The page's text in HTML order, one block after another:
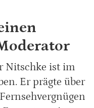
Nitschke ist im
Er prägte über